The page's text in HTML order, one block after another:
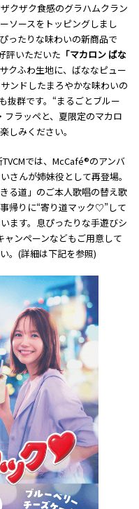
クザク食感のグラハムクラン
ソースをトッピングしまし
ったりな味わいの新商品で
評いただいた 「マカロン ばな
クふわ生地に、ばななピュー
ンドしたまろやかな味わいの
抜群です。“まるごとブルー
ラッペと、夏限定のマカロ
しみください。
では、McCafé®のアンバ
さんが姉妹役として再登場。
る道」のご本人歌唱の替え歌
帰りに“寄り道マック♡”して
ます。息ぴったりな手遊びシ
ャンペーンなどもご用意して
。(詳細は下記を参照)